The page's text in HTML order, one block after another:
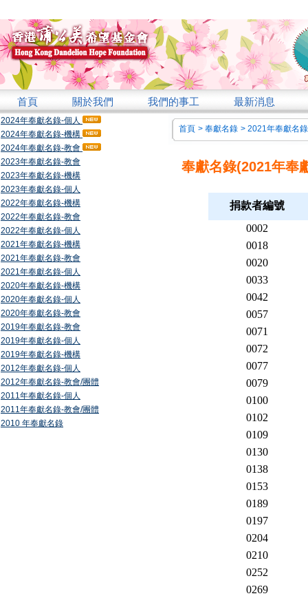
首頁 關於我們 我們的事工 最新消息
2024年奉獻名錄-個人
2024年奉獻名錄-機構
2024年奉獻名錄-教會
2023年奉獻名錄-教會
2023年奉獻名錄-機構
2023年奉獻名錄-個人
2022年奉獻名錄-機構
2022年奉獻名錄-教會
2022年奉獻名錄-個人
2021年奉獻名錄-機構
2021年奉獻名錄-教會
2021年奉獻名錄-個人
2020年奉獻名錄-機構
2020年奉獻名錄-個人
2020年奉獻名錄-教會
2019年奉獻名錄-教會
2019年奉獻名錄-個人
2019年奉獻名錄-機構
2012年奉獻名錄-個人
2012年奉獻名錄-教會/團體
2011年奉獻名錄-個人
2011年奉獻名錄-教會/團體
2010 年奉獻名錄
首頁 > 奉獻名錄 > 2021年奉獻名
奉獻名錄(2021年奉
捐款者編號
0002
0018
0020
0033
0042
0057
0071
0072
0077
0079
0100
0102
0109
0130
0138
0153
0189
0197
0204
0210
0252
0269